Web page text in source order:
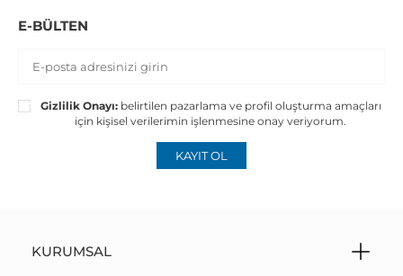
E-BÜLTEN
Gizlilik Onayı:belirtilen pazarlama ve profil oluşturma amaçları
için kişisel verilerimin işlenmesine onay veriyorum.
KAYIT OL
KURUMSAL